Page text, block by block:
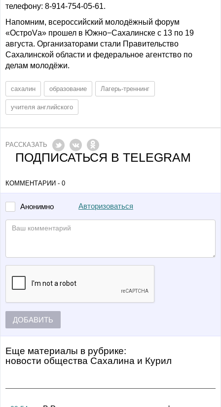
телефону: 8-914-754-05-61.
Напомним, всероссийский молодёжный форум
«ОстроVа» прошел в Южно−Сахалинске с 13 по 19
августа. Организаторами стали Правительство
Сахалинской области и федеральное агентство по
делам молодёжи.
сахалин образование Лагерь-треннинг
учителя английского
РАССКАЗАТЬ
ПОДПИСАТЬСЯ В TELEGRAM
КОММЕНТАРИИ - 0
Анонимно Авторизоваться
ДОБАВИТЬ
Еще материалы в рубрике:
Новости общества Сахалина и Курил